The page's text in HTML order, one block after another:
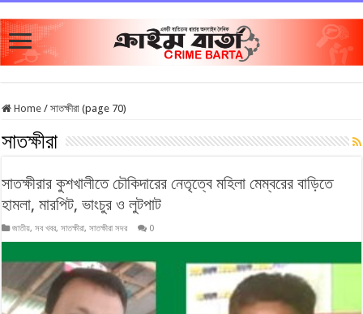
Home / সাতক্ষীরা (page 70)
সাতক্ষীরা
সাতক্ষীরার কুশখালীতে চৌকিদারের নেতৃত্বে মহিলা মেম্বরের বাড়িতে
হামলা, মারপিট, ভাংচুর ও লুটপাট
জাতীয়,সব খবর,সাতক্ষীরা,সাতক্ষীরা সদর 0